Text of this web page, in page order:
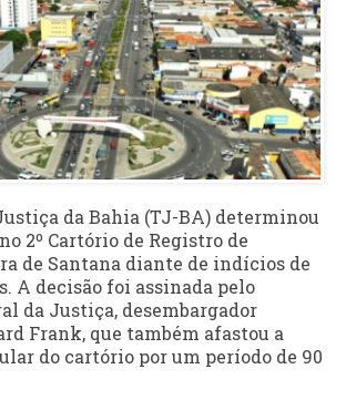
da Bahia (TJ-BA) determinou
2º Cartório de Registro de
de Santana diante de indícios de
A decisão foi assinada pelo
da Justiça, desembargador
Frank, que também afastou a
do cartório por um período de 90